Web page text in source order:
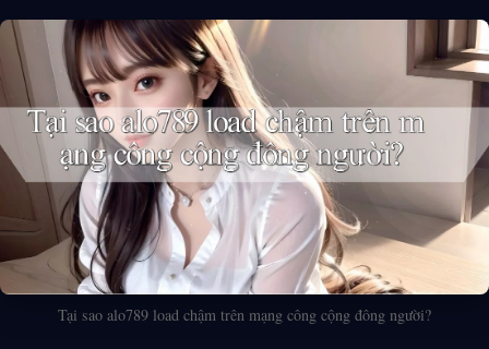
Tại sao alo789 load chậm trên mạng công cộng đông người?